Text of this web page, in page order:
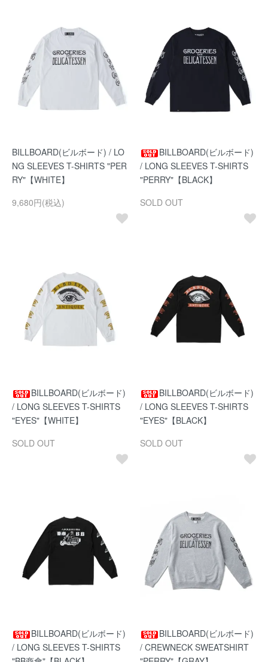
BILLBOARD(ビルボード) / LO
NG SLEEVES T-SHIRTS "PER
RY"【WHITE】
9,680円(税込)
BILLBOARD(ビルボード)
/ LONG SLEEVES T-SHIRTS
"PERRY"【BLACK】
SOLD OUT
BILLBOARD(ビルボード)
/ LONG SLEEVES T-SHIRTS
"EYES"【WHITE】
SOLD OUT
BILLBOARD(ビルボード)
/ LONG SLEEVES T-SHIRTS
"EYES"【BLACK】
SOLD OUT
BILLBOARD(ビルボード)
/ LONG SLEEVES T-SHIRTS
BILLBOARD(ビルボード)
/ CREWNECK SWEATSHIRT